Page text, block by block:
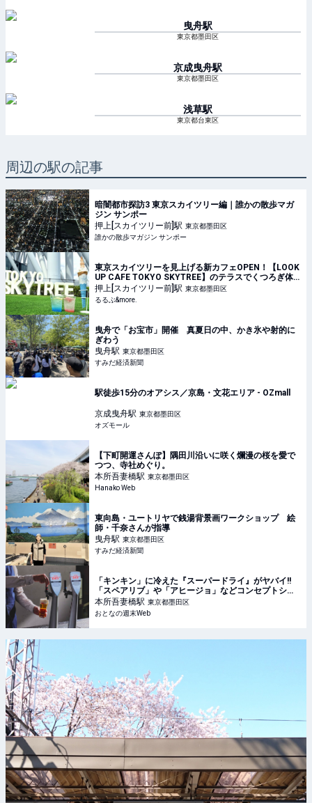
曳舟駅
東京都墨田区
京成曳舟駅
東京都墨田区
浅草駅
東京都台東区
周辺の駅の記事
暗闇都市探訪3 東京スカイツリー編｜誰かの散歩マガ
ジン サンポー
押上[スカイツリー前]駅 東京都墨田区
誰かの散歩マガジン サンポー
東京スカイツリーを見上げる新カフェOPEN！【LOOK
UP CAFE TOKYO SKYTREE】のテラスでくつろぎ体
験｜るるぶ&more.
押上[スカイツリー前]駅 東京都墨田区
るるぶ&more.
曳舟で「お宝市」開催 真夏日の中、かき氷や射的に
ぎわう
曳舟駅 東京都墨田区
すみだ経済新聞
駅徒歩15分のオアシス／京島・文花エリア - OZmall
京成曳舟駅 東京都墨田区
オズモール
【下町開運さんぽ】隅田川沿いに咲く爛漫の桜を愛で
つつ、寺社めぐり。
本所吾妻橋駅 東京都墨田区
Hanako Web
東向島・ユートリヤで銭湯背景画ワークショップ 絵
師・千奈さんが指導
曳舟駅 東京都墨田区
すみだ経済新聞
「キンキン」に冷えた『スーパードライ』がヤバイ!!
「スペアリブ」や「アヒージョ」などコンセプトショ
ップの激うまフードを見逃すな!!
本所吾妻橋駅 東京都墨田区
おとなの週末Web